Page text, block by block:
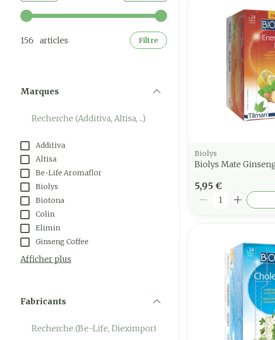
Utilisez les touches fléchées gauche et droite pour ajuster les
156 articles Filtre
Marques
Additiva
Altisa
Be-Life Aromaflor
Biolys
Biotona
Colin
Elimin
Ginseng Coffee
Afficher plus
Fabricants
Biolys
Biolys Mate
5,95 €
Quantité